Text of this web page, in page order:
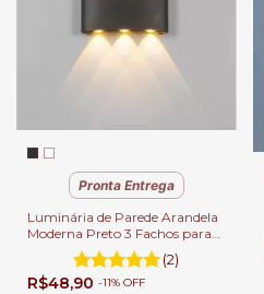
Pronta Entrega
Luminária de Parede Arandela
Moderna Preto 3 Fachos para
Área Externa de Casas
(2)
R$48,90 -11% OFF